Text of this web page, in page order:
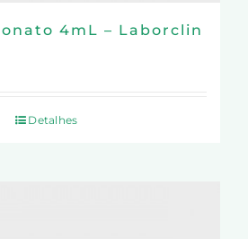
4mL – Laborclin
Detalhes